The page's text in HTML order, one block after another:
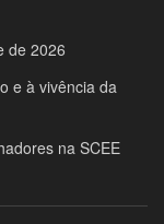
de 2026
e à vivência da
na SCEE